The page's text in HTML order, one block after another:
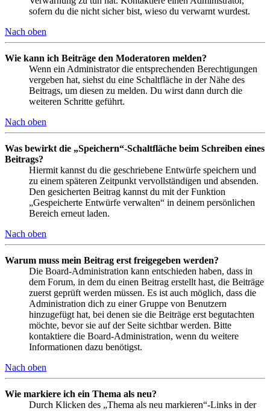
sofern du die nicht sicher bist, wieso du verwarnt wurdest.
Nach oben
Wie kann ich Beiträge den Moderatoren melden?
Wenn ein Administrator die entsprechenden Berechtigungen
vergeben hat, siehst du eine Schaltfläche in der Nähe des
Beitrags, um diesen zu melden. Du wirst dann durch die
weiteren Schritte geführt.
Nach oben
Was bewirkt die „Speichern“-Schaltfläche beim Schreiben eines
Beitrags?
Hiermit kannst du die geschriebene Entwürfe speichern und
zu einem späteren Zeitpunkt vervollständigen und absenden.
Den gesicherten Beitrag kannst du mit der Funktion
„Gespeicherte Entwürfe verwalten“ in deinem persönlichen
Bereich erneut laden.
Nach oben
Warum muss mein Beitrag erst freigegeben werden?
Die Board-Administration kann entschieden haben, dass in
dem Forum, in dem du einen Beitrag erstellt hast, die Beiträge
zuerst geprüft werden müssen. Es ist auch möglich, dass die
Administration dich zu einer Gruppe von Benutzern
hinzugefügt hat, bei denen sie die Beiträge erst begutachten
möchte, bevor sie auf der Seite sichtbar werden. Bitte
kontaktiere die Board-Administration, wenn du weitere
Informationen dazu benötigst.
Nach oben
Wie markiere ich ein Thema als neu?
Durch Klicken des „Thema als neu markieren“-Links in der